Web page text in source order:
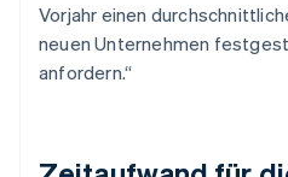
Vorjahr einen
neuen Unternehmen
anfordern.“